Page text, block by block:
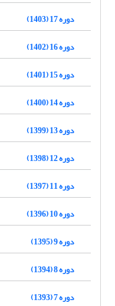
دوره 17 (1403)
دوره 16 (1402)
دوره 15 (1401)
دوره 14 (1400)
دوره 13 (1399)
دوره 12 (1398)
دوره 11 (1397)
دوره 10 (1396)
دوره 9 (1395)
دوره 8 (1394)
دوره 7 (1393)